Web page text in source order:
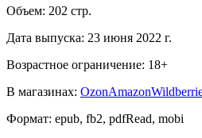
Объем: 202 стр.
Дата выпуска: 23 июня 2022 г.
Возрастное ограничение: 18+
В магазинах: OzonAmazon
Формат: epub, fb2, pdfRead, mobi